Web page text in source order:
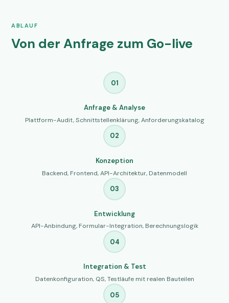
ABLAUF
Von der Anfrage zum Go-live
01
Anfrage & Analyse
Plattform-Audit, Schnittstellenklärung, Anforderungskatalog
02
Konzeption
Backend, Frontend, API-Architektur, Datenmodell
03
Entwicklung
API-Anbindung, Formular-Integration, Berechnungslogik
04
Integration & Test
Datenkonfiguration, QS, Testläufe mit realen Bauteilen
05